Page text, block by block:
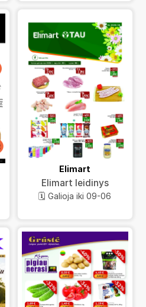
Elimart
Elimart leidinys
🗓️ Galioja iki 09-06